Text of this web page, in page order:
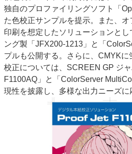
独自のプロファイリングソフト「
た色校正サンプルを提示。また、
印刷を想定したソリューションとし
ング製「JFX200-1213」と「
プルも公開する。さらに、CMYK
校正については、SCREEN GP ジ
F1100AQ」と「ColorServer
現性を披露し、多様な出力ニーズに